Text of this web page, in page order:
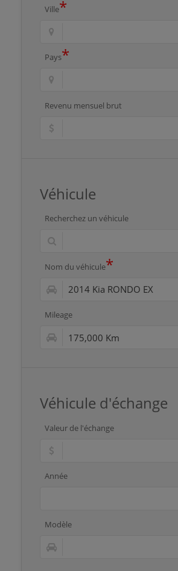
Ville*
Pays*
Revenu mensuel brut
Véhicule
Recherchez un véhicule
Nom du véhicule*
Mileage
Véhicule d'échange
Valeur de l'échange
Année
Modèle